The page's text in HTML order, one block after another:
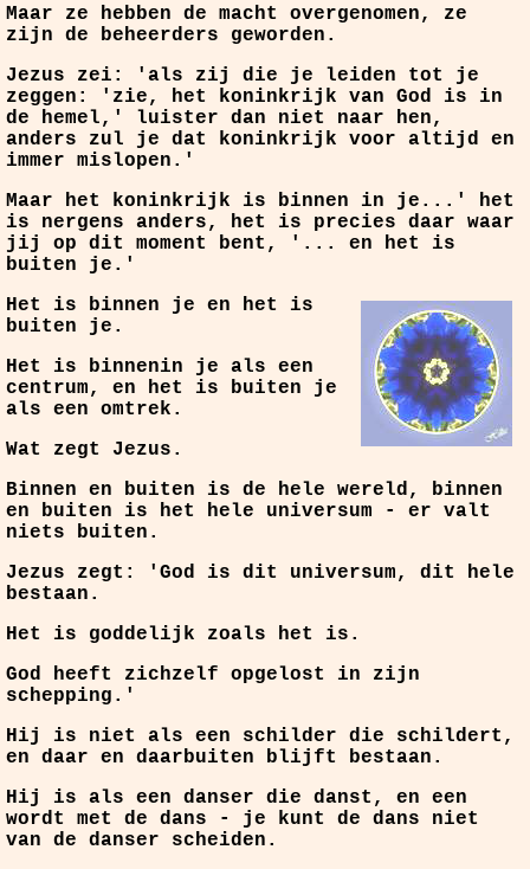
Maar ze hebben de macht overgenomen, ze
zijn de beheerders geworden.
Jezus zei: 'als zij die je leiden tot je
zeggen: 'zie, het koninkrijk van God is in
de hemel,' luister dan niet naar hen,
anders zul je dat koninkrijk voor altijd en
immer mislopen.'
Maar het koninkrijk is binnen in je... ' het
is nergens anders, het is precies daar waar
jij op dit moment bent, '... en het is
buiten je.'
Het is binnen je en het is
buiten je.
Het is binnenin je als een
centrum, en het is buiten je
als een omtrek.
Wat zegt Jezus.
Binnen en buiten is de hele wereld, binnen
en buiten is het hele universum - er valt
niets buiten.
Jezus zegt: 'God is dit universum, dit hele
bestaan.
Het is goddelijk zoals het is.
God heeft zichzelf opgelost in zijn
schepping.'
Hij is niet als een schilder die schildert,
en daar en daarbuiten blijft bestaan.
Hij is als een danser die danst, en een
wordt met de dans - je kunt de dans niet
van de danser scheiden.